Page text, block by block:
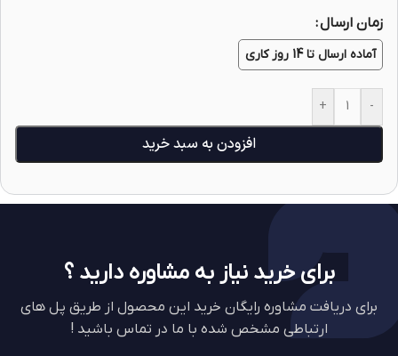
زمان ارسال
آماده ارسال تا 14 روز کاری
-
+
افزودن به سبد خرید
برای خرید نیاز به مشاوره دارید ؟
برای دریافت مشاوره رایگان خرید این محصول از طریق پل های
ارتباطی مشخص شده با ما در تماس باشید !